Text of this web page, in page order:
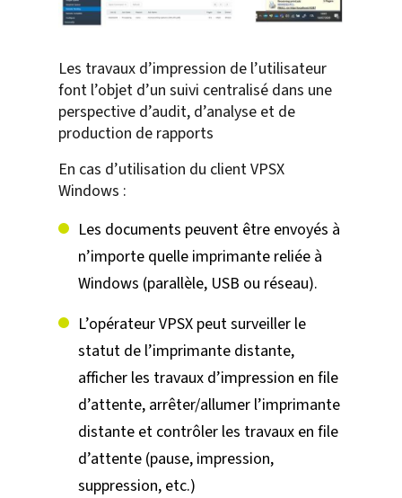
Les travaux d’impression de l’utilisateur
font l’objet d’un suivi centralisé dans une
perspective d’audit, d’analyse et de
production de rapports
En cas d’utilisation du client VPSX
Windows :
Les documents peuvent être envoyés à
n’importe quelle imprimante reliée à
Windows (parallèle, USB ou réseau).
L’opérateur VPSX peut surveiller le
statut de l’imprimante distante,
afficher les travaux d’impression en file
d’attente, arrêter/allumer l’imprimante
distante et contrôler les travaux en file
d’attente (pause, impression,
suppression, etc.)